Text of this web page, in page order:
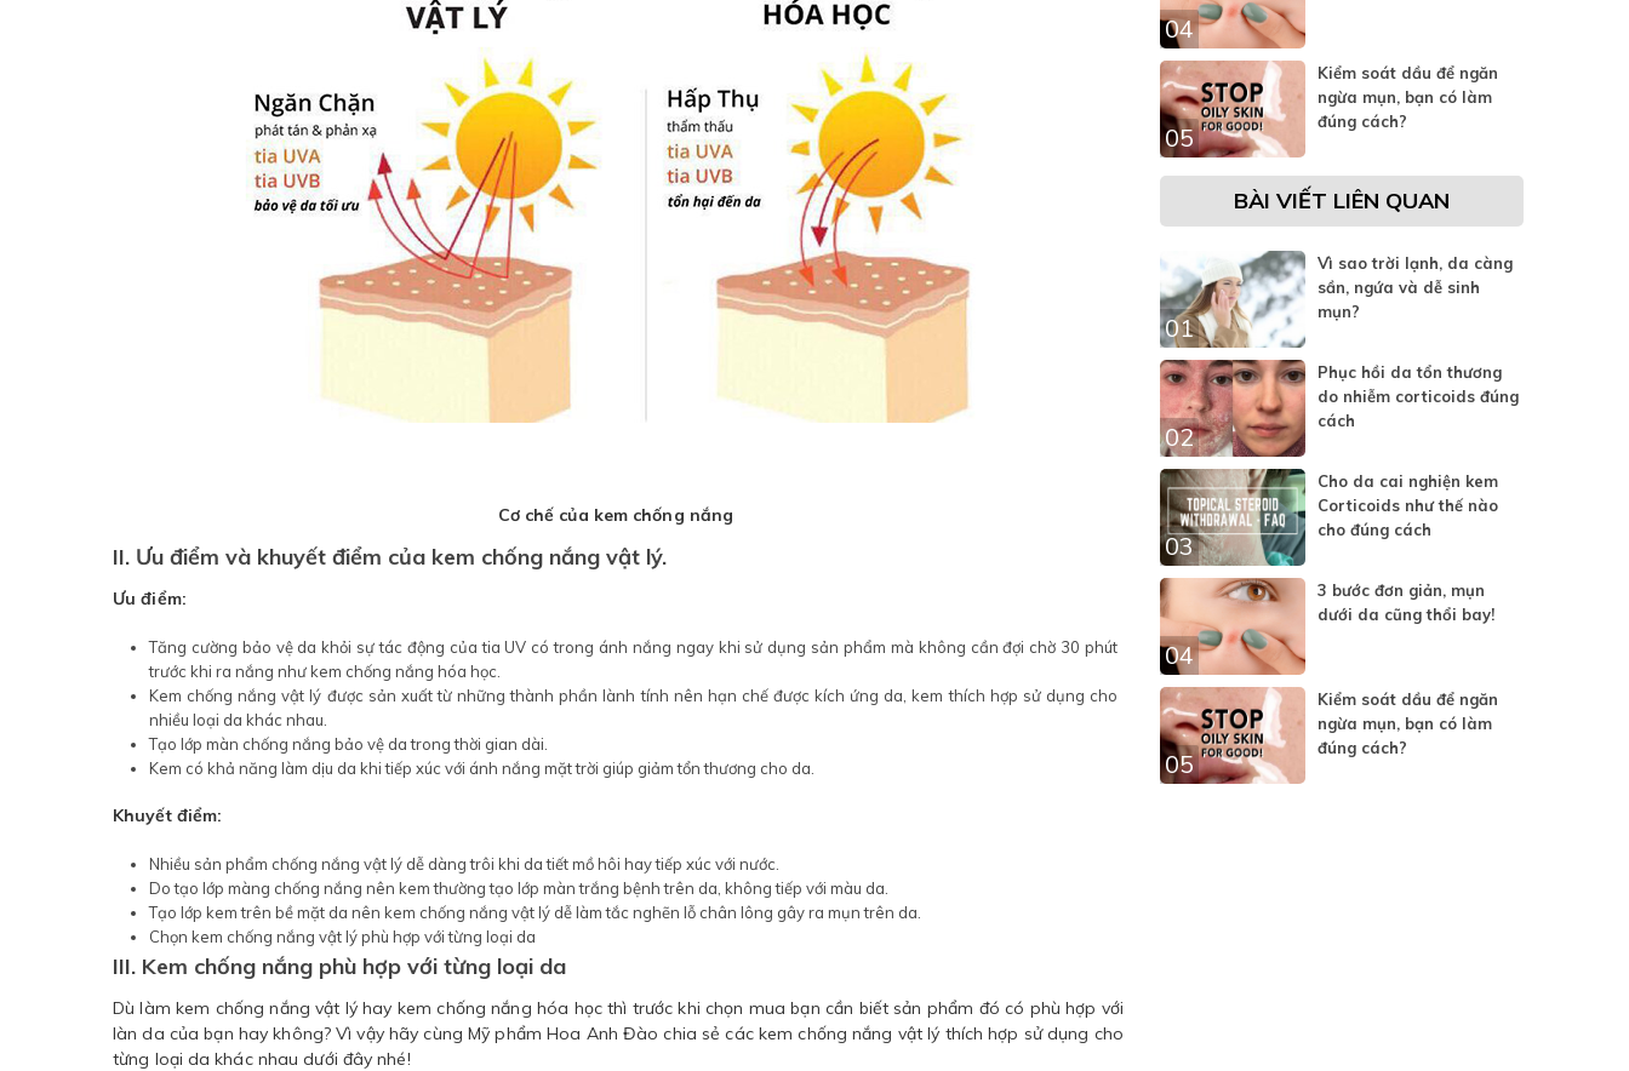
Cơ chế của kem chống nắng
II. Ưu điểm và khuyết điểm của kem chống nắng vật lý.
Ưu điểm:
Tăng cường bảo vệ da khỏi sự tác động của tia UV có trong ánh nắng ngay khi sử dụng sản phẩm mà không cần đợi chờ 30 phút
trước khi ra nắng như kem chống nắng hóa học.
Kem chống nắng vật lý được sản xuất từ những thành phần lành tính nên hạn chế được kích ứng da, kem thích hợp sử dụng cho
nhiều loại da khác nhau.
Tạo lớp màn chống nắng bảo vệ da trong thời gian dài.
Kem có khả năng làm dịu da khi tiếp xúc với ánh nắng mặt trời giúp giảm tổn thương cho da.
Khuyết điểm:
Nhiều sản phẩm chống nắng vật lý dễ dàng trôi khi da tiết mồ hôi hay tiếp xúc với nước.
Do tạo lớp màng chống nắng nên kem thường tạo lớp màn trắng bệnh trên da, không tiếp với màu da.
Tạo lớp kem trên bề mặt da nên kem chống nắng vật lý dễ làm tắc nghẽn lỗ chân lông gây ra mụn trên da.
Chọn kem chống nắng vật lý phù hợp với từng loại da
III. Kem chống nắng phù hợp với từng loại da
Dù làm kem chống nắng vật lý hay kem chống nắng hóa học thì trước khi chọn mua bạn cần biết sản phẩm đó có phù hợp với
làn da của bạn hay không? Vì vậy hãy cùng Mỹ phẩm Hoa Anh Đào chia sẻ các kem chống nắng vật lý thích hợp sử dụng cho
từng loại da khác nhau dưới đây nhé!
04
05
Kiểm soát dầu để ngăn
ngừa mụn, bạn có làm
đúng cách?
BÀI VIẾT LIÊN QUAN
01
Vì sao trời lạnh, da càng
sần, ngứa và dễ sinh
mụn?
02
Phục hồi da tổn thương
do nhiễm corticoids đúng
cách
03
Cho da cai nghiện kem
Corticoids như thế nào
cho đúng cách
04
3 bước đơn giản, mụn
dưới da cũng thổi bay!
05
Kiểm soát dầu để ngăn
ngừa mụn, bạn có làm
đúng cách?